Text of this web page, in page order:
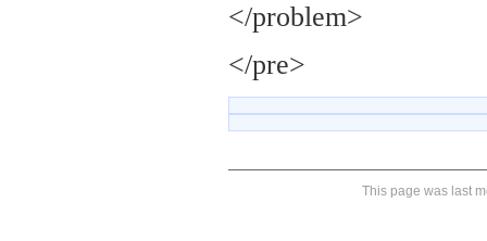
</problem>
</pre>
This page was last